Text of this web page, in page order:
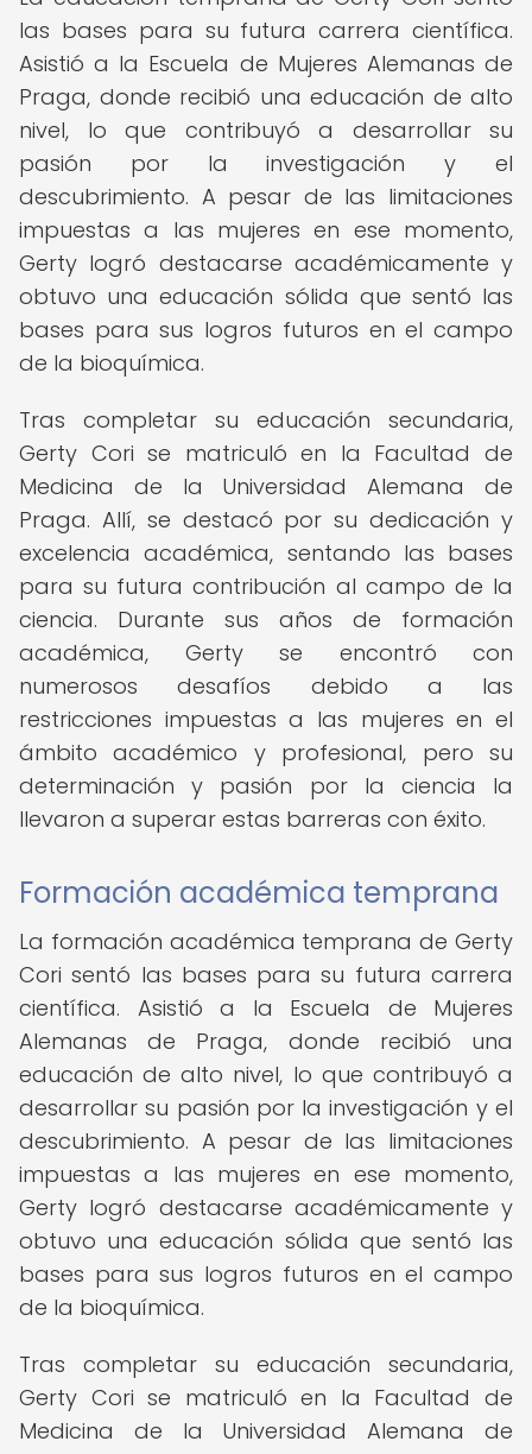
las bases para su futura carrera científica.
Asistió a la Escuela de Mujeres Alemanas de
Praga, donde recibió una educación de alto
nivel, lo que contribuyó a desarrollar su
pasión por la investigación y el
descubrimiento. A pesar de las limitaciones
impuestas a las mujeres en ese momento,
Gerty logró destacarse académicamente y
obtuvo una educación sólida que sentó las
bases para sus logros futuros en el campo
de la bioquímica.
Tras completar su educación secundaria,
Gerty Cori se matriculó en la Facultad de
Medicina de la Universidad Alemana de
Praga. Allí, se destacó por su dedicación y
excelencia académica, sentando las bases
para su futura contribución al campo de la
ciencia. Durante sus años de formación
académica, Gerty se encontró con
numerosos desafíos debido a las
restricciones impuestas a las mujeres en el
ámbito académico y profesional, pero su
determinación y pasión por la ciencia la
llevaron a superar estas barreras con éxito.
Formación académica temprana
La formación académica temprana de Gerty
Cori sentó las bases para su futura carrera
científica. Asistió a la Escuela de Mujeres
Alemanas de Praga, donde recibió una
educación de alto nivel, lo que contribuyó a
desarrollar su pasión por la investigación y el
descubrimiento. A pesar de las limitaciones
impuestas a las mujeres en ese momento,
Gerty logró destacarse académicamente y
obtuvo una educación sólida que sentó las
bases para sus logros futuros en el campo
de la bioquímica.
Tras completar su educación secundaria,
Gerty Cori se matriculó en la Facultad de
Medicina de la Universidad Alemana de